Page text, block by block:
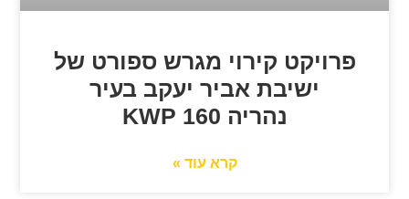
פרויקט קירוי מגרש ספורט של
ישיבת אביר יעקב בעיר
נהריה 160 KWP
קרא עוד »